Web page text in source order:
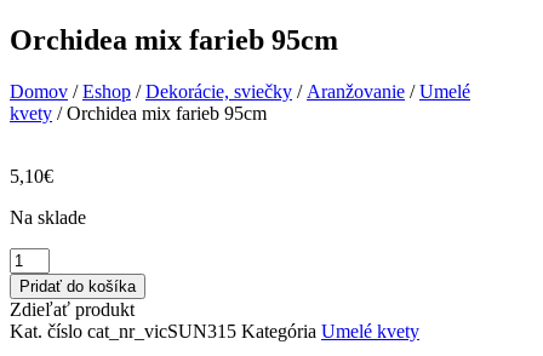
Orchidea mix farieb 95cm
Domov /Eshop /Dekorácie, sviečky / Aranžovanie /Umelé
kvety / Orchidea mix farieb 95cm
5,10€
Na sklade
množstvo
Orchidea
mix
farieb
95cm
Pridať do košíka
Zdieľať produkt
Kat. číslo cat_nr_vicSUN315 Kategória Umelé kvety